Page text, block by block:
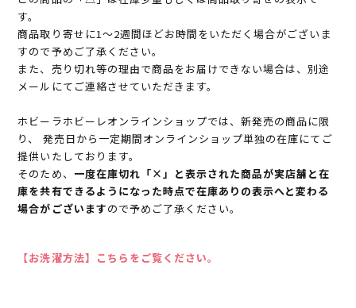
す。
商品取り寄せに1～2週間ほどお時間をいただく場合がございま
すので予めご了承ください。
また、売り切れ等の理由で商品をお届けできない場合は、別途
メールにてご連絡させていただきます。
ホビーラホビーレオンラインショップでは、新発売の商品に限
り、 発売日から一定期間オンラインショップ単独の在庫にてご
提供いたしております。
そのため、 一度在庫切れ「×」と表示された商品が実店舗と在
庫を共有できるようになった時点で在庫ありの表示へと変わる
場合がございますので予めご了承ください。
【お洗濯方法】こちらをご覧ください。